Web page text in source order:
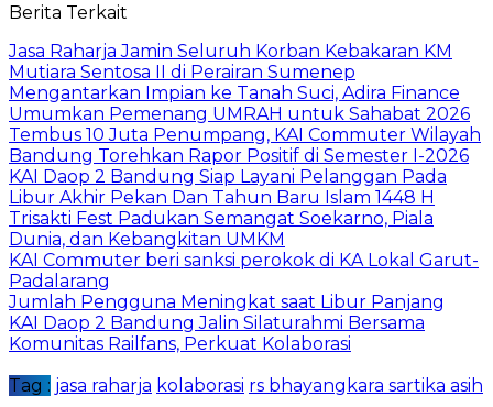
Berita Terkait
Jasa Raharja Jamin Seluruh Korban Kebakaran KM
Mutiara Sentosa II di Perairan Sumenep
Mengantarkan Impian ke Tanah Suci, Adira Finance
Umumkan Pemenang UMRAH untuk Sahabat 2026
Tembus 10 Juta Penumpang, KAI Commuter Wilayah
Bandung Torehkan Rapor Positif di Semester I-2026
KAI Daop 2 Bandung Siap Layani Pelanggan Pada
Libur Akhir Pekan Dan Tahun Baru Islam 1448 H
Trisakti Fest Padukan Semangat Soekarno, Piala
Dunia, dan Kebangkitan UMKM
KAI Commuter beri sanksi perokok di KA Lokal Garut-
Padalarang
Jumlah Pengguna Meningkat saat Libur Panjang
KAI Daop 2 Bandung Jalin Silaturahmi Bersama
Komunitas Railfans, Perkuat Kolaborasi
Tag : jasa raharja kolaborasi rs bhayangkara sartika asih